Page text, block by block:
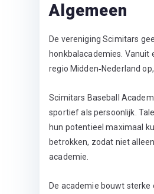
Algemeen
De vereniging Scimitars
honkbalacademies. Vanuit
regio Midden‑Nederland
Scimitars Baseball
sportief als persoonlijk.
hun potentieel maximaal
betrokken, zodat niet
academie.
De academie bouwt